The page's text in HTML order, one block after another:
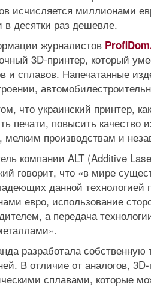
исчисляется миллионами
в десятки раз дешевле.
журналистов
3D-принтер, который
и сплавов. Напечатанные
что украинский принтер,
печати, повысить качество
мелким производствам и
компании ALT (Additive
говорит, что «в мире
данной технологией
евро, использование
а передача
разработала
В отличие от аналогов,
сплавами, которые